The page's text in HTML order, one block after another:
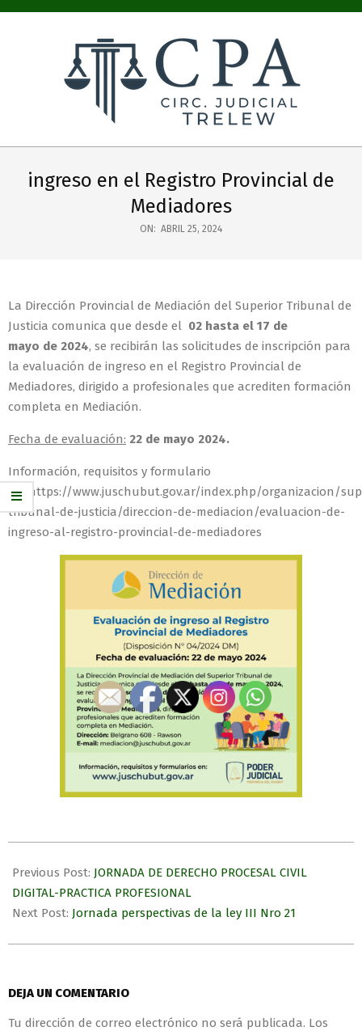
COLEGIO
PÚBLICO
ABOGADOS
TRELEW
ingreso en el Registro Provincial de
Mediadores
ON: ABRIL 25, 2024
La Dirección Provincial de Mediación del Superior Tribunal de
Justicia comunica que desde el 02 hasta el 17 de
mayo de 2024, se recibirán las solicitudes de inscripción para
la evaluación de ingreso en el Registro Provincial de
Mediadores, dirigido a profesionales que acrediten formación
completa en Mediación.
Fecha de evaluación: 22 de mayo 2024.
Información, requisitos y formulario
en: https://www.juschubut.gov.ar/index.php/organizacion/
tribunal-de-justicia/direccion-de-mediacion/evaluacion-de-
ingreso-al-registro-provincial-de-mediadores
Previous Post: JORNADA DE DERECHO PROCESAL CIVIL
DIGITAL-PRACTICA PROFESIONAL
Next Post: Jornada perspectivas de la ley III Nro 21
DEJA UN COMENTARIO
Tu dirección de correo electrónico no será publicada. Los